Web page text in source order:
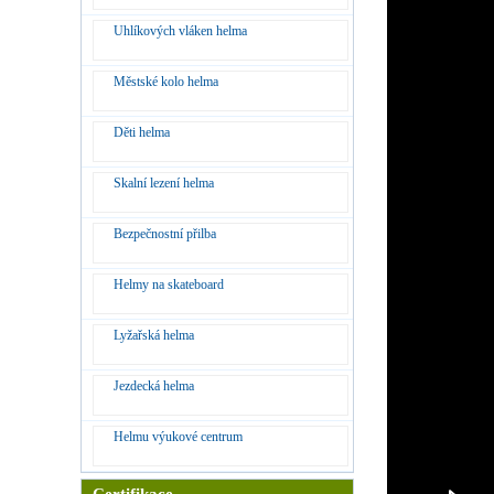
Uhlíkových vláken helma
Městské kolo helma
Děti helma
Skalní lezení helma
Bezpečnostní přilba
Helmy na skateboard
Lyžařská helma
Jezdecká helma
Helmu výukové centrum